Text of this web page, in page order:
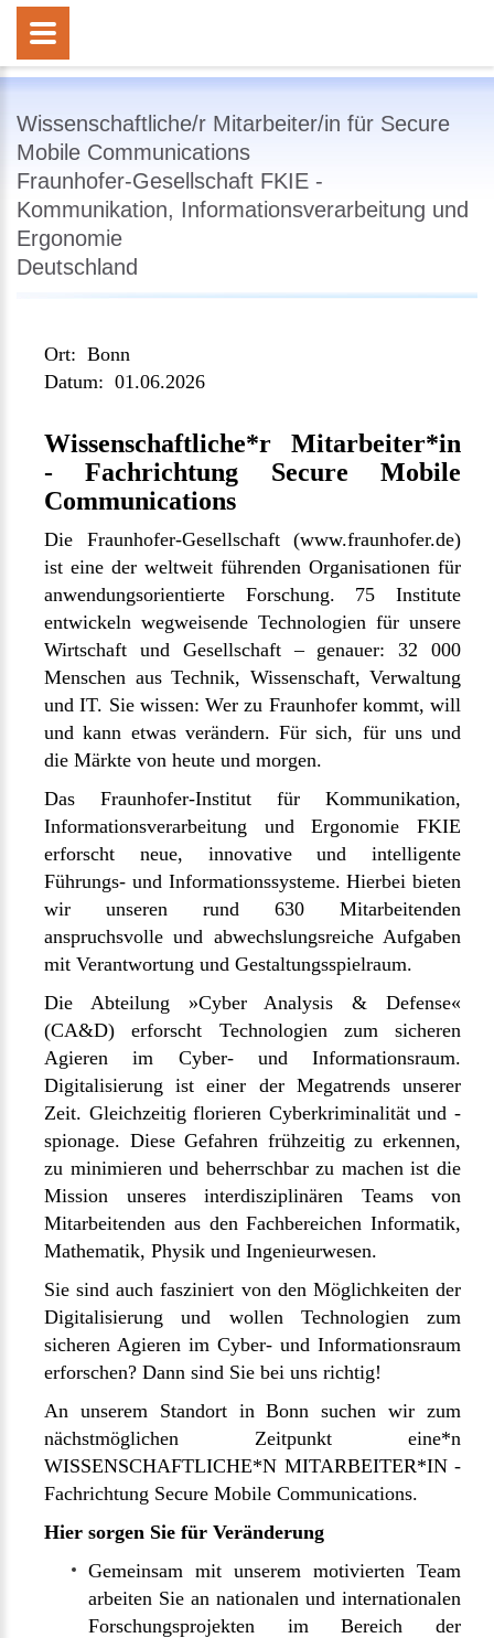
Wissenschaftliche/r Mitarbeiter/in für Secure
Mobile Communications
Fraunhofer-Gesellschaft FKIE -
Kommunikation, Informationsverarbeitung und
Ergonomie
Deutschland
Ort: Bonn
Datum: 01.06.2026
Wissenschaftliche*r Mitarbeiter*in
- Fachrichtung Secure Mobile
Communications
Die Fraunhofer-Gesellschaft (www.fraunhofer.de)
ist eine der weltweit führenden Organisationen für
anwendungsorientierte Forschung. 75 Institute
entwickeln wegweisende Technologien für unsere
Wirtschaft und Gesellschaft – genauer: 32 000
Menschen aus Technik, Wissenschaft, Verwaltung
und IT. Sie wissen: Wer zu Fraunhofer kommt, will
und kann etwas verändern. Für sich, für uns und
die Märkte von heute und morgen.
Das Fraunhofer-Institut für Kommunikation,
Informationsverarbeitung und Ergonomie FKIE
erforscht neue, innovative und intelligente
Führungs- und Informationssysteme. Hierbei bieten
wir unseren rund 630 Mitarbeitenden
anspruchsvolle und abwechslungsreiche Aufgaben
mit Verantwortung und Gestaltungsspielraum.
Die Abteilung »Cyber Analysis & Defense«
(CA&D) erforscht Technologien zum sicheren
Agieren im Cyber- und Informationsraum.
Digitalisierung ist einer der Megatrends unserer
Zeit. Gleichzeitig florieren Cyberkriminalität und -
spionage. Diese Gefahren frühzeitig zu erkennen,
zu minimieren und beherrschbar zu machen ist die
Mission unseres interdisziplinären Teams von
Mitarbeitenden aus den Fachbereichen Informatik,
Mathematik, Physik und Ingenieurwesen.
Sie sind auch fasziniert von den Möglichkeiten der
Digitalisierung und wollen Technologien zum
sicheren Agieren im Cyber- und Informationsraum
erforschen? Dann sind Sie bei uns richtig!
An unserem Standort in Bonn suchen wir zum
nächstmöglichen Zeitpunkt eine*n
WISSENSCHAFTLICHE*N MITARBEITER*IN -
Fachrichtung Secure Mobile Communications.
Hier sorgen Sie für Veränderung
Gemeinsam mit unserem motivierten Team
arbeiten Sie an nationalen und internationalen
Forschungsprojekten im Bereich der